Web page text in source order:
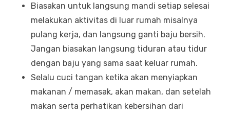
Biasakan untuk langsung mandi setiap selesai
melakukan aktivitas di luar rumah misalnya
pulang kerja, dan langsung ganti baju bersih.
Jangan biasakan langsung tiduran atau tidur
dengan baju yang sama saat keluar rumah.
Selalu cuci tangan ketika akan menyiapkan
makanan / memasak, akan makan, dan setelah
makan serta perhatikan kebersihan dari